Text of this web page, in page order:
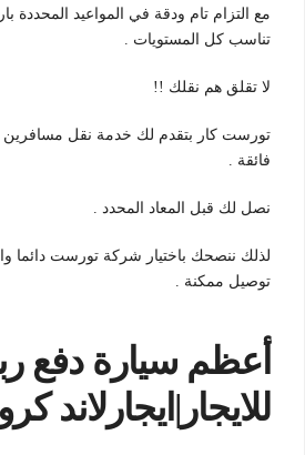
مع التزام تام ودقة في المواعيد المحددة
تناسب كل المستويات .
لا تقلق هم نقلك !!
تورست كار بتقدم لك خدمة نقل مسافرين
فائقة .
نصل لك قبل المعاد المحدد .
لذلك ننصحك باختيار شركة تورست دائما
توصيل ممكنة .
أعظم سيارة دفع
للايجار|ايجارلاند